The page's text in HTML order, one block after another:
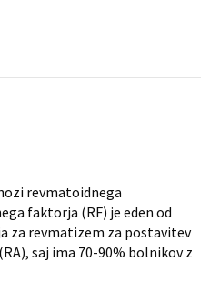
revmatoidnega
faktorja (RF) je eden od
za revmatizem za postavitev
saj ima 70-90% bolnikov z